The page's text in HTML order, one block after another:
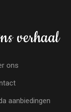
verhaal
ons
aanbiedingen